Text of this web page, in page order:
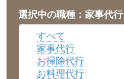
岡山県▼
広島県▼
沖縄県
選択中の職種：家事代行
すべて
家事代行
お掃除代行
お料理代行